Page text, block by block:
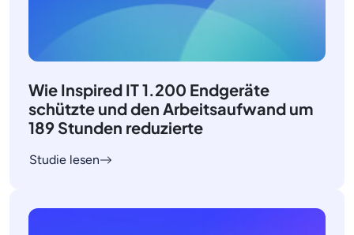
Wie Inspired IT 1.200 Endgeräte
schützte und den Arbeitsaufwand um
189 Stunden reduzierte
Studie lesen